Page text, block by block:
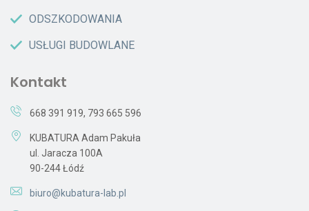
ODSZKODOWANIA
USŁUGI BUDOWLANE
Kontakt
668 391 919, 793 665 596
KUBATURA Adam Pakuła
ul. Jaracza 100A
90-244 Łódź
biuro@kubatura-lab.pl